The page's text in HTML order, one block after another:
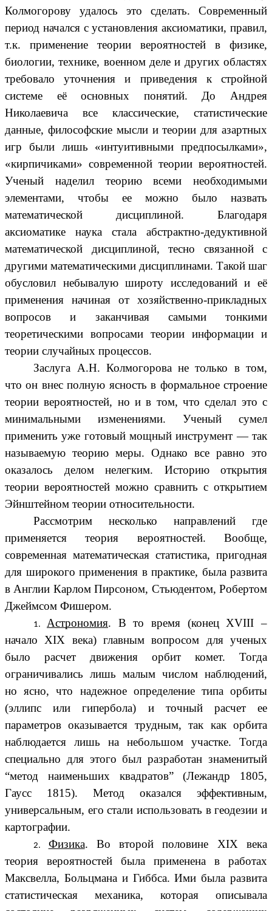
Колмогорову удалось это сделать. Современный
период начался с установления аксиоматики, правил,
т.к. применение теории вероятностей в физике,
биологии, технике, военном деле и других областях
требовало уточнения и приведения к стройной
системе её основных понятий. До Андрея
Николаевича все классические, статистические
данные, философские мысли и теории для азартных
игр были лишь «интуитивными предпосылками»,
«кирпичиками» современной теории вероятностей.
Ученый наделил теорию всеми необходимыми
элементами, чтобы ее можно было назвать
математической дисциплиной. Благодаря
аксиоматике наука стала абстрактно-дедуктивной
математической дисциплиной, тесно связанной с
другими математическими дисциплинами. Такой шаг
обусловил небывалую широту исследований и её
применения начиная от хозяйственно-прикладных
вопросов и заканчивая самыми тонкими
теоретическими вопросами теории информации и
теории случайных процессов.
Заслуга А.Н. Колмогорова не только в том,
что он внес полную ясность в формальное строение
теории вероятностей, но и в том, что сделал это с
минимальными изменениями. Ученый сумел
применить уже готовый мощный инструмент — так
называемую теорию меры. Однако все равно это
оказалось делом нелегким. Историю открытия
теории вероятностей можно сравнить с открытием
Эйнштейном теории относительности.
Рассмотрим несколько направлений где
применяется теория вероятностей. Вообще,
современная математическая статистика, пригодная
для широкого применения в практике, была развита
в Англии Карлом Пирсоном, Стьюдентом, Робертом
Джеймсом Фишером.
Астрономия. В то время (конец XVIII –
начало XIX века) главным вопросом для ученых
было расчет движения орбит комет. Тогда
ограничивались лишь малым числом наблюдений,
но ясно, что надежное определение типа орбиты
(эллипс или гипербола) и точный расчет ее
параметров оказывается трудным, так как орбита
наблюдается лишь на небольшом участке. Тогда
специально для этого был разработан знаменитый
“метод наименьших квадратов” (Лежандр 1805,
Гаусс 1815). Метод оказался эффективным,
универсальным, его стали использовать в геодезии и
картографии.
Физика. Во второй половине XIX века
теория вероятностей была применена в работах
Максвелла, Больцмана и Гиббса. Ими была развита
статистическая механика, которая описывала